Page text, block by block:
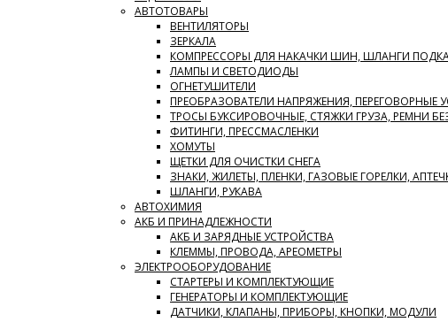
АВТОТОВАРЫ
ВЕНТИЛЯТОРЫ
ЗЕРКАЛА
КОМПРЕССОРЫ ДЛЯ НАКАЧКИ ШИН, ШЛАНГИ
ЛАМПЫ И СВЕТОДИОДЫ
ОГНЕТУШИТЕЛИ
ПРЕОБРАЗОВАТЕЛИ НАПРЯЖЕНИЯ, ПЕРЕГОВОРНЫЕ
ТРОСЫ БУКСИРОВОЧНЫЕ, СТЯЖКИ ГРУЗА, РЕМНИ
ФИТИНГИ, ПРЕССМАСЛЕНКИ
ХОМУТЫ
ЩЕТКИ ДЛЯ ОЧИСТКИ СНЕГА
ЗНАКИ, ЖИЛЕТЫ, ПЛЕНКИ, ГАЗОВЫЕ ГОРЕЛКИ,
ШЛАНГИ, РУКАВА
АВТОХИМИЯ
АКБ И ПРИНАДЛЕЖНОСТИ
АКБ И ЗАРЯДНЫЕ УСТРОЙСТВА
КЛЕММЫ, ПРОВОДА, АРЕОМЕТРЫ
ЭЛЕКТРООБОРУДОВАНИЕ
СТАРТЕРЫ И КОМПЛЕКТУЮЩИЕ
ГЕНЕРАТОРЫ И КОМПЛЕКТУЮЩИЕ
ДАТЧИКИ, КЛАПАНЫ, ПРИБОРЫ, КНОПКИ, МОДУЛИ